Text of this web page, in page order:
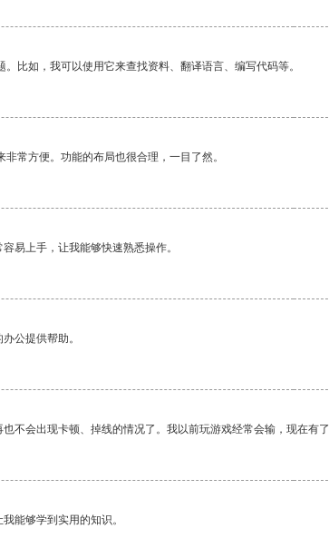
比如，我可以使用它来查找资料、翻译语言、编写代码等。
常方便。功能的布局也很合理，一目了然。
易上手，让我能够快速熟悉操作。
公提供帮助。
不会出现卡顿、掉线的情况了。我以前玩游戏经常会输，现在有
能够学到实用的知识。